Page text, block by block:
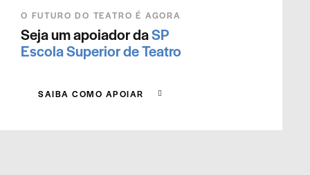
O FUTURO DO TEATRO É AGORA
Seja um apoiador daSP
Escola Superior de Teatro
SAIBA COMO APOIAR